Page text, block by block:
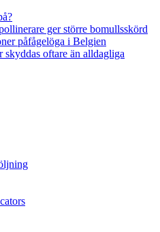
ger större bomullsskörd
påfågelöga i Belgien
skyddas oftare än alldagliga